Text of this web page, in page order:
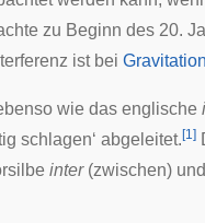
zu Beginn des 20.
ist bei
wie das englische
schlagen‘ abgeleitet. [1]
inter(zwischen)